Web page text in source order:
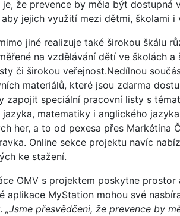
že prevence by měla být dostupná
aby jejich využití mezi dětmi, školami
jiné realizuje také širokou škálu
na vzdělávání dětí ve školách
či širokou veřejnost.Nedílnou
materiálů, které jsou zdarma
zapojit speciální pracovní listy s
jazyka, matematiky i anglického
her, a to od pexesa přes Markétina
Online sekce projektu navíc
ke stažení.
OMV s projektem poskytne
aplikace MyStation mohou své
„Jsme přesvědčeni, že prevence by